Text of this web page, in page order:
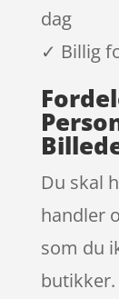
dag
✓ Billig
Du skal
handler
som du